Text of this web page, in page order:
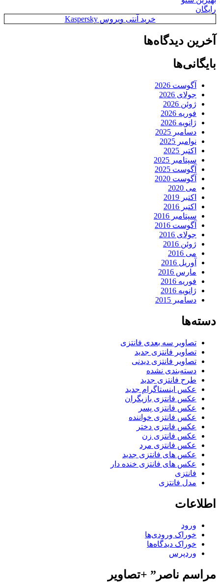
رایگان
خرید آنتی ویروس Kaspersky
آخرین دیدگاه‌ها
بایگانی‌ها
آگوست 2026
جولای 2026
ژوئن 2026
فوریه 2026
ژانویه 2026
دسامبر 2025
نوامبر 2025
اکتبر 2025
سپتامبر 2025
آگوست 2025
آگوست 2020
می 2020
اکتبر 2019
اکتبر 2016
سپتامبر 2016
آگوست 2016
جولای 2016
ژوئن 2016
می 2016
آوریل 2016
مارس 2016
فوریه 2016
ژانویه 2016
دسامبر 2015
دسته‌ها
تصاویر سه بعدی فانتزی
تصاویر فانتزی جدید
تصاویر فانتزی دیدنی
دسته‌بندی نشده
طرح فانتزی جدید
عکس اینستاگرام جدید
عکس فانتزی بازیگران
عکس فانتزی پسر
عکس فانتزی خواننده
عکس فانتزی دختر
عکس فانتزی زن
عکس فانتزی مرد
عکس های فانتزی جدید
عکس های فانتزی خنده دار
فانتزی
مدل فانتزی
اطلاعات
ورود
خوراک ورودی‌ها
خوراک دیدگاه‌ها
وردپرس
مراسم ناصر” +تصاویر